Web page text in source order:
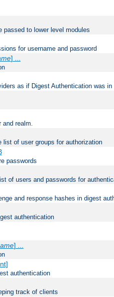
passed to lower level modules
for username and password
] ...
as if Digest Authentication was
and realm.
of user groups for authorization
passwords
of users and passwords for
and response hashes in digest
authentication
] ...
authentication
track of clients